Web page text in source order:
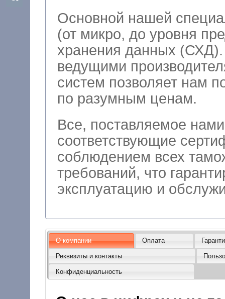
Основной нашей
(от микро, до уровня
хранения данных (СХД). Тесное сотрудничество
ведущими
систем позволяет нам поставлять
по разумным ценам.
Все, поставляемое
соответствующие
соблюдением всех
требований, что
О компании Оплата
Реквизиты и контакты
Конфиденциальность